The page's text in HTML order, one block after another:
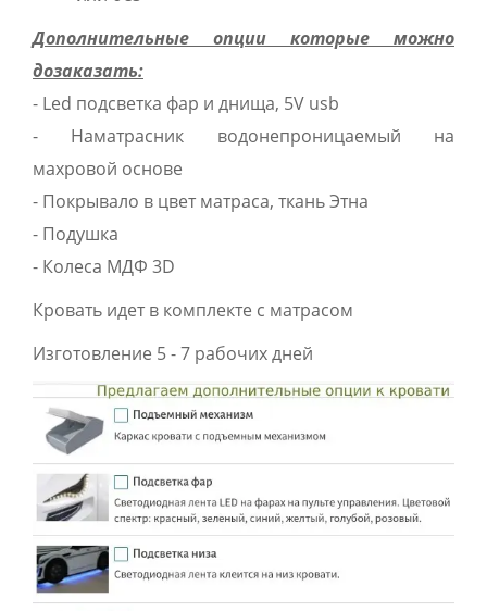
Дополнительные опции которые можно
дозаказать:
- Led подсветка фар и днища, 5V usb
- Наматрасник водонепроницаемый на
махровой основе
- Покрывало в цвет матраса, ткань Этна
- Подушка
- Колеса МДФ 3D
Кровать идет в комплекте с матрасом
Изготовление 5 - 7 рабочих дней